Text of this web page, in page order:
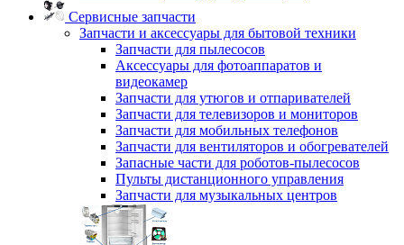
Сервисные запчасти
Запчасти и аксессуары для бытовой техники
Запчасти для пылесосов
Аксессуары для фотоаппаратов и
видеокамер
Запчасти для утюгов и отпаривателей
Запчасти для телевизоров и мониторов
Запчасти для мобильных телефонов
Запчасти для вентиляторов и обогревателей
Запасные части для роботов-пылесосов
Пульты дистанционного управления
Запчасти для музыкальных центров